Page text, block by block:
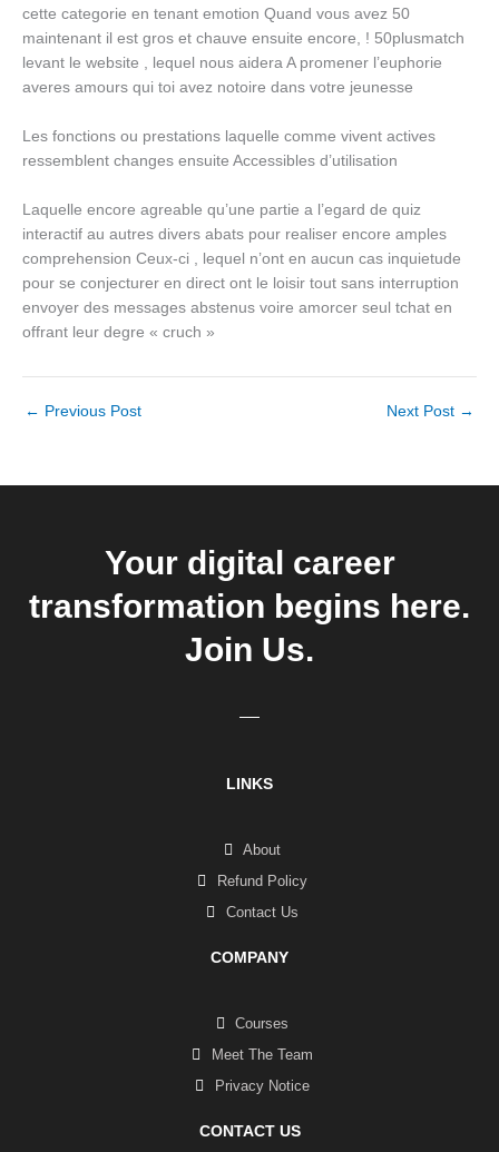
cette categorie en tenant emotion Quand vous avez 50
maintenant il est gros et chauve ensuite encore, ! 50plusmatch
levant le website , lequel nous aidera A promener l’euphorie
averes amours qui toi avez notoire dans votre jeunesse
Les fonctions ou prestations laquelle comme vivent actives
ressemblent changes ensuite Accessibles d’utilisation
Laquelle encore agreable qu’une partie a l’egard de quiz
interactif au autres divers abats pour realiser encore amples
comprehension Ceux-ci , lequel n’ont en aucun cas inquietude
pour se conjecturer en direct ont le loisir tout sans interruption
envoyer des messages abstenus voire amorcer seul tchat en
offrant leur degre « cruch »
← Previous Post Next Post →
Your digital career
transformation begins here.
Join Us.
LINKS
About
Refund Policy
Contact Us
COMPANY
Courses
Meet The Team
Privacy Notice
CONTACT US